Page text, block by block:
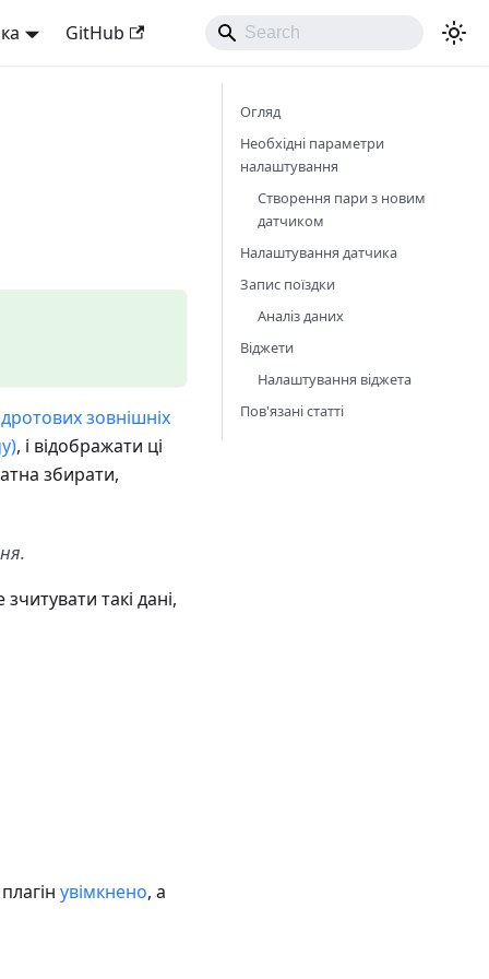
GitHub
зовнішніх
, і відображати ці
збирати,
такі дані,
увімкнено, а
Огляд
Необхідні параметри
налаштування
Створення пари з новим
датчиком
Налаштування датчика
Запис поїздки
Аналіз даних
Віджети
Налаштування віджета
Пов'язані статті